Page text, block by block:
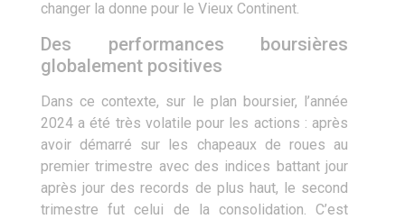
changer la donne pour le Vieux Continent.
Des performances boursières
globalement positives
Dans ce contexte, sur le plan boursier, l’année
2024 a été très volatile pour les actions : après
avoir démarré sur les chapeaux de roues au
premier trimestre avec des indices battant jour
après jour des records de plus haut, le second
trimestre fut celui de la consolidation. C’est